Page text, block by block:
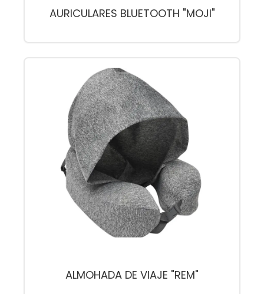
AURICULARES BLUETOOTH "MOJI"
ALMOHADA DE VIAJE "REM"